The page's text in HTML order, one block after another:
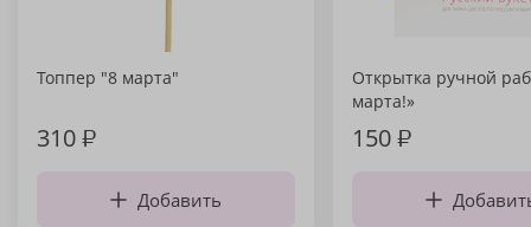
Топпер "8 марта"
310₽
Добавить
Открытка ручной
марта!»
150₽